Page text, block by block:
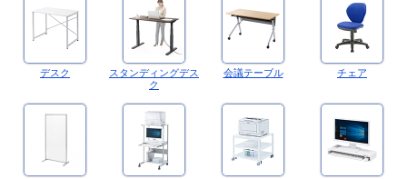
デスク
スタンディングデス
ク
会議テーブル チェア